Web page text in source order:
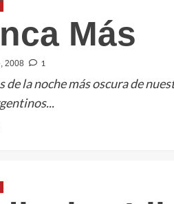
una
película
UCR
Más
2008 1
de la noche más oscura de